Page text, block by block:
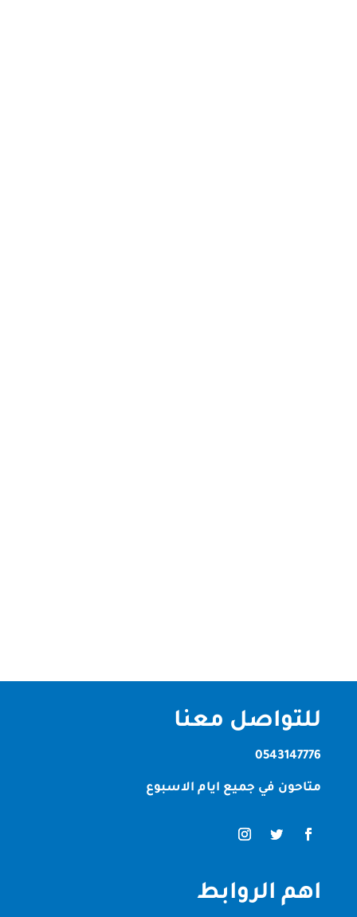
للتواصل معنا
0543147776
متاحون في جميع ايام الاسبوع
اهم الروابط